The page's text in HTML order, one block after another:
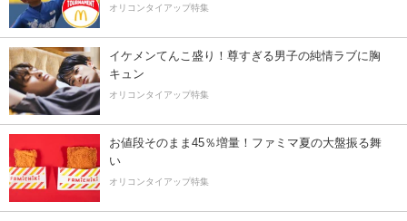
オリコンタイアップ特集
イケメンてんこ盛り！尊すぎる男子の純情ラブに胸
キュン
オリコンタイアップ特集
お値段そのまま45％増量！ファミマ夏の大盤振る舞
い
オリコンタイアップ特集